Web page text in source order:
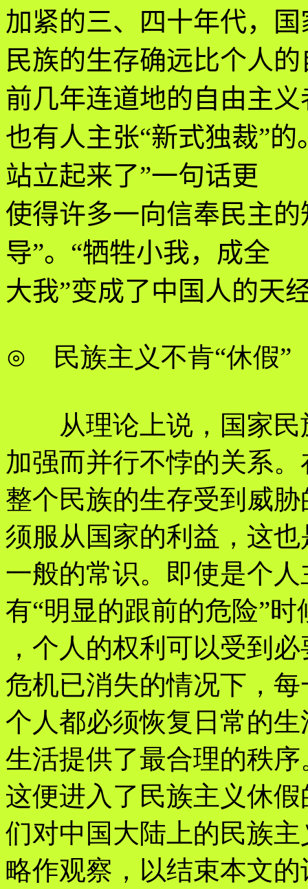
加紧的三、四十年代，国
民族的生存确远比个人
前几年连道地的自由主义
也有人主张“新式独裁”
站立起来了”一句话更
使得许多一向信奉民主
导”。“牺牲小我，成全
大我”变成了中国人的天
⊙ 民族主义不肯“休假”
从理论上说，国家民
加强而并行不悖的关系。
整个民族的生存受到威
须服从国家的利益，这也
一般的常识。即使是个
有“明显的跟前的危险”时
，个人的权利可以受到
危机已消失的情况下，每
个人都必须恢复日常的
生活提供了最合理的秩序
这便进入了民族主义休
们对中国大陆上的民族主
略作观察，以结束本文的